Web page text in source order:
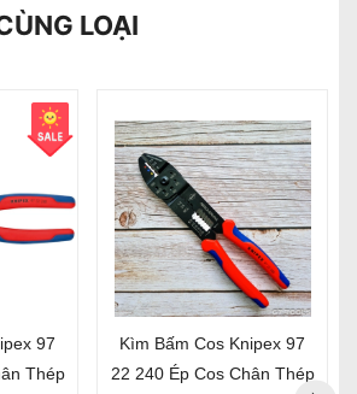
LOẠI
97 33
Thay
Kìm Bấm Cos Micro-Fit™
Molex LLC Knipex 97 54